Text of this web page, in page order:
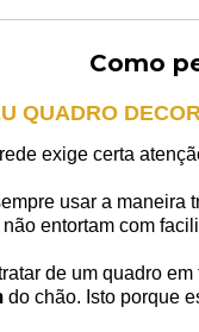
Como
QUADRO
exige certa
usar a
entortam com
de um quadro
do chão. Isto porque